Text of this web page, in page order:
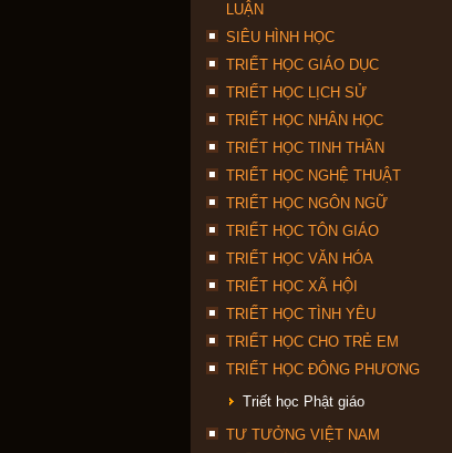
LUẬN
SIÊU HÌNH HỌC
TRIẾT HỌC GIÁO DỤC
TRIẾT HỌC LỊCH SỬ
TRIẾT HỌC NHÂN HỌC
TRIẾT HỌC TINH THẦN
TRIẾT HỌC NGHỆ THUẬT
TRIẾT HỌC NGÔN NGỮ
TRIẾT HỌC TÔN GIÁO
TRIẾT HỌC VĂN HÓA
TRIẾT HỌC XÃ HỘI
TRIẾT HỌC TÌNH YÊU
TRIẾT HỌC CHO TRẺ EM
TRIẾT HỌC ĐÔNG PHƯƠNG
Triết học Phật giáo
TƯ TƯỞNG VIỆT NAM